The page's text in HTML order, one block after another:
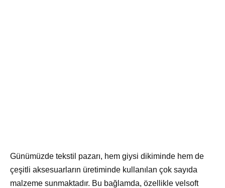
Günümüzde tekstil pazarı, hem giysi dikiminde hem de
çeşitli aksesuarların üretiminde kullanılan çok sayıda
malzeme sunmaktadır. Bu bağlamda, özellikle velsoft